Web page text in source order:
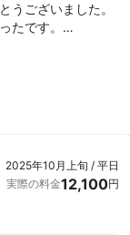
うございました。
たです。
2025年10月上旬 / 平日
実際の料金12,100円